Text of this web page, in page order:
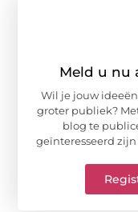
Meld u nu
Wil je jouw
groter publiek?
blog te
geïnteresseerd